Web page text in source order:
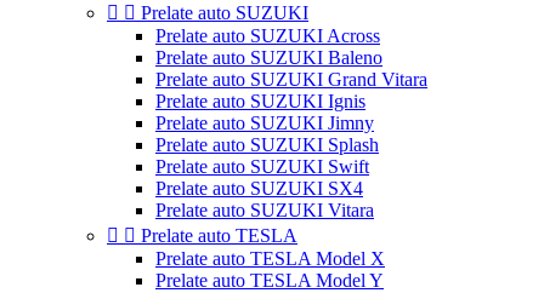
  Prelate auto SUZUKI
Prelate auto SUZUKI Across
Prelate auto SUZUKI Baleno
Prelate auto SUZUKI Grand Vitara
Prelate auto SUZUKI Ignis
Prelate auto SUZUKI Jimny
Prelate auto SUZUKI Splash
Prelate auto SUZUKI Swift
Prelate auto SUZUKI SX4
Prelate auto SUZUKI Vitara
  Prelate auto TESLA
Prelate auto TESLA Model X
Prelate auto TESLA Model Y